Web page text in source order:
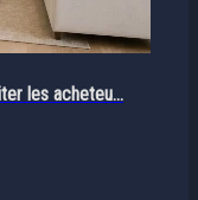
les acheteu...